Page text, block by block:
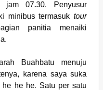
jam 07.30. Penyusur
minibus termasuktour
panitia menaiki
Buahbatu menuju
karena saya suka
he he. Satu per satu